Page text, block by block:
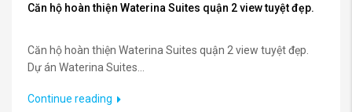
Căn hộ hoàn thiện Waterina Suites quận 2 view tuyệt đẹp.
Căn hộ hoàn thiện Waterina Suites quận 2 view tuyệt đẹp.
Dự án Waterina Suites...
Continue reading